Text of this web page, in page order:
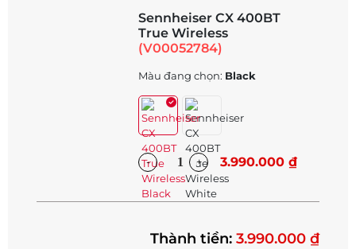
Sennheiser CX 400BT
True Wireless
(V00052784)
Màu đang chọn: Black
3.990.000 ₫
Thành tiền: 3.990.000 ₫